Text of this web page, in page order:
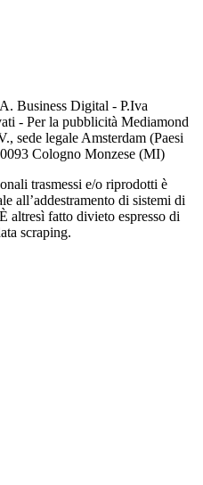
Business Digital - P.Iva
- Per la pubblicità Mediamond
sede legale Amsterdam (Paesi
Cologno Monzese (MI)
trasmessi e/o riprodotti è
all’addestramento di sistemi di
altresì fatto divieto espresso di
scraping.